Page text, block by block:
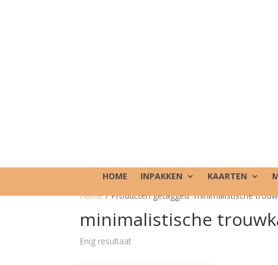
HOME INPAKKEN KAARTEN
Home/ Producten getagged “minimalistische
minimalistische
Enig resultaat